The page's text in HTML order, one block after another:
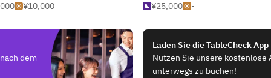
¥10,000
¥25,000
-
dem
Laden Sie die TableCheck
Nutzen Sie unsere kostenlose
unterwegs zu buchen!